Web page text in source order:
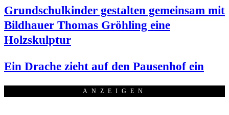
Grund­schul­kin­der gestal­ten gemein­sam mit
Bild­hau­er Tho­mas Gröh­ling eine
Holzskulptur
Ein Dra­che zieht auf den Pau­sen­hof ein
ANZEI­GEN